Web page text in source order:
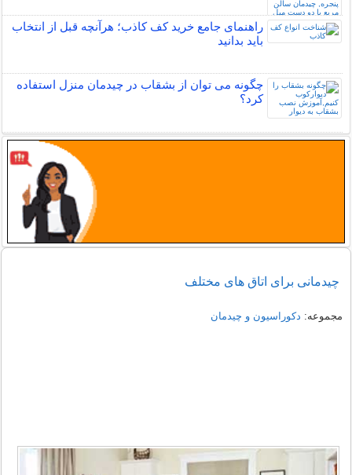
راهنمای جامع خرید کف کاذب؛ هرآنچه قبل از انتخاب
باید بدانید
چگونه می توان از بشقاب در چیدمان منزل استفاده
کرد؟
چیدمانی برای اتاق های مختلف
مجموعه: دکوراسیون و چیدمان